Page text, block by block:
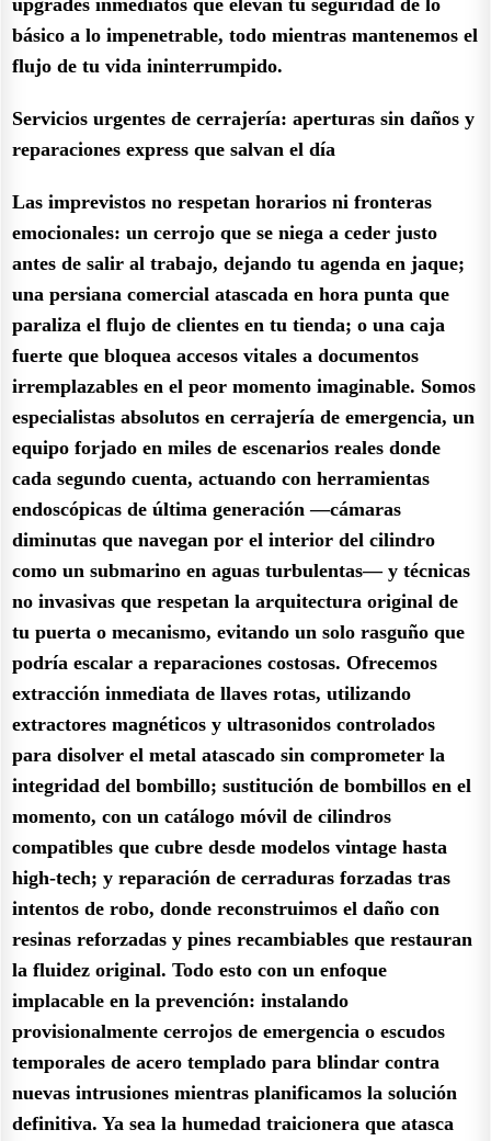
básico a lo impenetrable, todo mientras mantenemos el
flujo de tu vida ininterrumpido.
Servicios urgentes de cerrajería: aperturas sin daños y
reparaciones express que salvan el día
Las imprevistos no respetan horarios ni fronteras
emocionales: un cerrojo que se niega a ceder justo
antes de salir al trabajo, dejando tu agenda en jaque;
una persiana comercial atascada en hora punta que
paraliza el flujo de clientes en tu tienda; o una caja
fuerte que bloquea accesos vitales a documentos
irremplazables en el peor momento imaginable. Somos
especialistas absolutos en cerrajería de emergencia, un
equipo forjado en miles de escenarios reales donde
cada segundo cuenta, actuando con herramientas
endoscópicas de última generación —cámaras
diminutas que navegan por el interior del cilindro
como un submarino en aguas turbulentas— y técnicas
no invasivas que respetan la arquitectura original de
tu puerta o mecanismo, evitando un solo rasguño que
podría escalar a reparaciones costosas. Ofrecemos
extracción inmediata de llaves rotas, utilizando
extractores magnéticos y ultrasonidos controlados
para disolver el metal atascado sin comprometer la
integridad del bombillo; sustitución de bombillos en el
momento, con un catálogo móvil de cilindros
compatibles que cubre desde modelos vintage hasta
high-tech; y reparación de cerraduras forzadas tras
intentos de robo, donde reconstruimos el daño con
resinas reforzadas y pines recambiables que restauran
la fluidez original. Todo esto con un enfoque
implacable en la prevención: instalando
provisionalmente cerrojos de emergencia o escudos
temporales de acero templado para blindar contra
nuevas intrusiones mientras planificamos la solución
definitiva. Ya sea la humedad traicionera que atasca